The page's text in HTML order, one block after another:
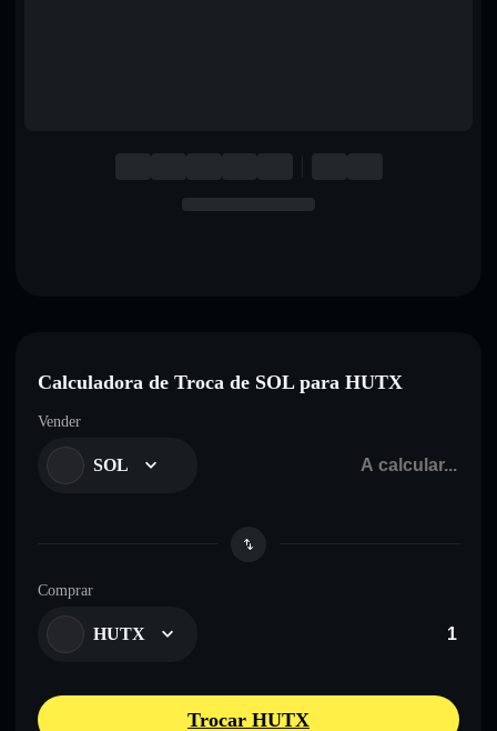
Calculadora de Troca de SOL para HUTX
Vender
SOL
Comprar
HUTX
Trocar HUTX